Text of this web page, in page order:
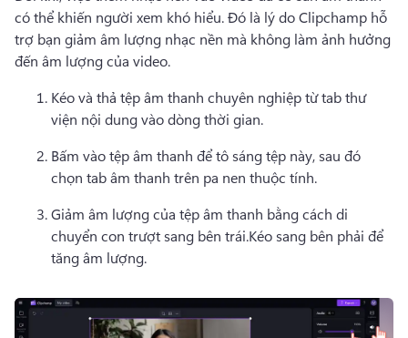
có thể khiến người xem khó hiểu. Đó là lý do Clipchamp hỗ
trợ bạn giảm âm lượng nhạc nền mà không làm ảnh hưởng
đến âm lượng của video.
Kéo và thả tệp âm thanh chuyên nghiệp từ tab thư
viện nội dung vào dòng thời gian.
Bấm vào tệp âm thanh để tô sáng tệp này, sau đó
chọn tab âm thanh trên pa nen thuộc tính.
Giảm âm lượng của tệp âm thanh bằng cách di
chuyển con trượt sang bên trái.Kéo sang bên phải để
tăng âm lượng.